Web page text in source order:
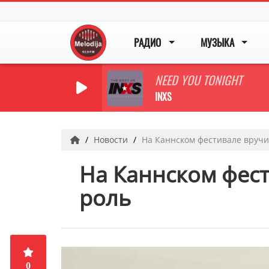
РАДИО МУЗЫКА
NEED YOU TONIGHT
INXS
Новости На Каннском фестивале
На Каннском
роль
0